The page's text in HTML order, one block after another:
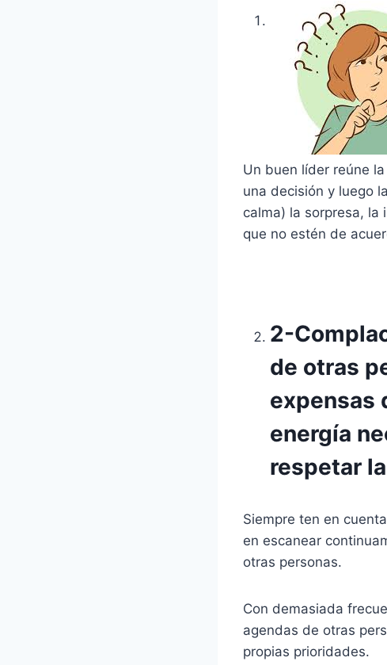
Un buen líder reúne
una decisión y luego
calma) la sorpresa, la
que no estén de
2-
de otras
expensas
energía
respetar
Siempre ten en
en escanear
otras personas.
Con demasiada
agendas de otras
propias prioridades.